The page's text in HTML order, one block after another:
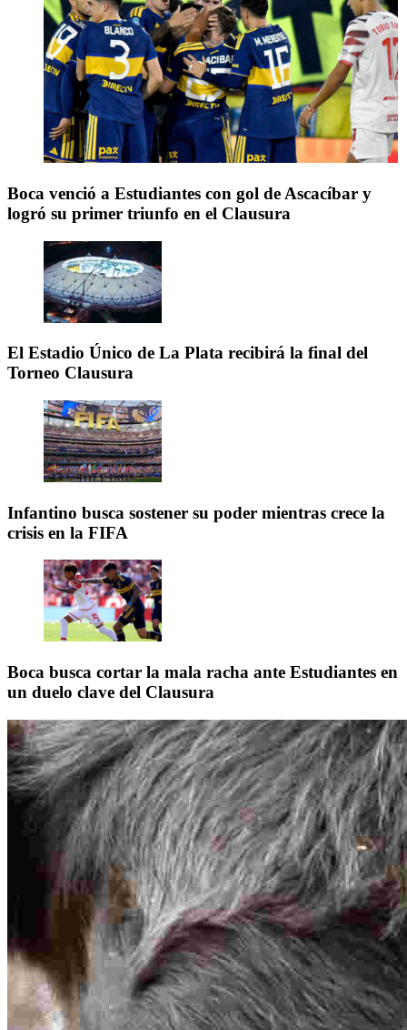
Boca venció a Estudiantes con gol de Ascacíbar y
logró su primer triunfo en el Clausura
El Estadio Único de La Plata recibirá la final del
Torneo Clausura
Infantino busca sostener su poder mientras crece la
crisis en la FIFA
Boca busca cortar la mala racha ante Estudiantes en
un duelo clave del Clausura